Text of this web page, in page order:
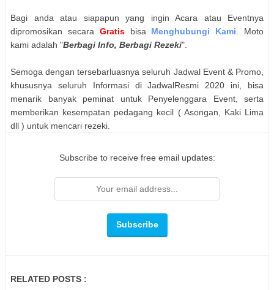
Bagi anda atau siapapun yang ingin Acara atau Eventnya
dipromosikan secara Gratisbisa Menghubungi Kami . Moto
kami adalah "Berbagi Info, Berbagi Rezeki".
Semoga dengan tersebarluasnya seluruh Jadwal Event & Promo,
khususnya seluruh Informasi di JadwalResmi 2020 ini, bisa
menarik banyak peminat untuk Penyelenggara Event, serta
memberikan kesempatan pedagang kecil ( Asongan, Kaki Lima
dll ) untuk mencari rezeki.
Subscribe to receive free email updates:
RELATED POSTS :